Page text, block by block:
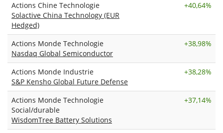
Actions Chine Technologie
Solactive China Technology (EUR
Hedged)
+40,64%
Actions Monde Technologie
Nasdaq Global Semiconductor
+38,98%
Actions Monde Industrie
S&P Kensho Global Future Defense
+38,28%
Actions Monde Technologie
Social/durable
WisdomTree Battery Solutions
+37,14%